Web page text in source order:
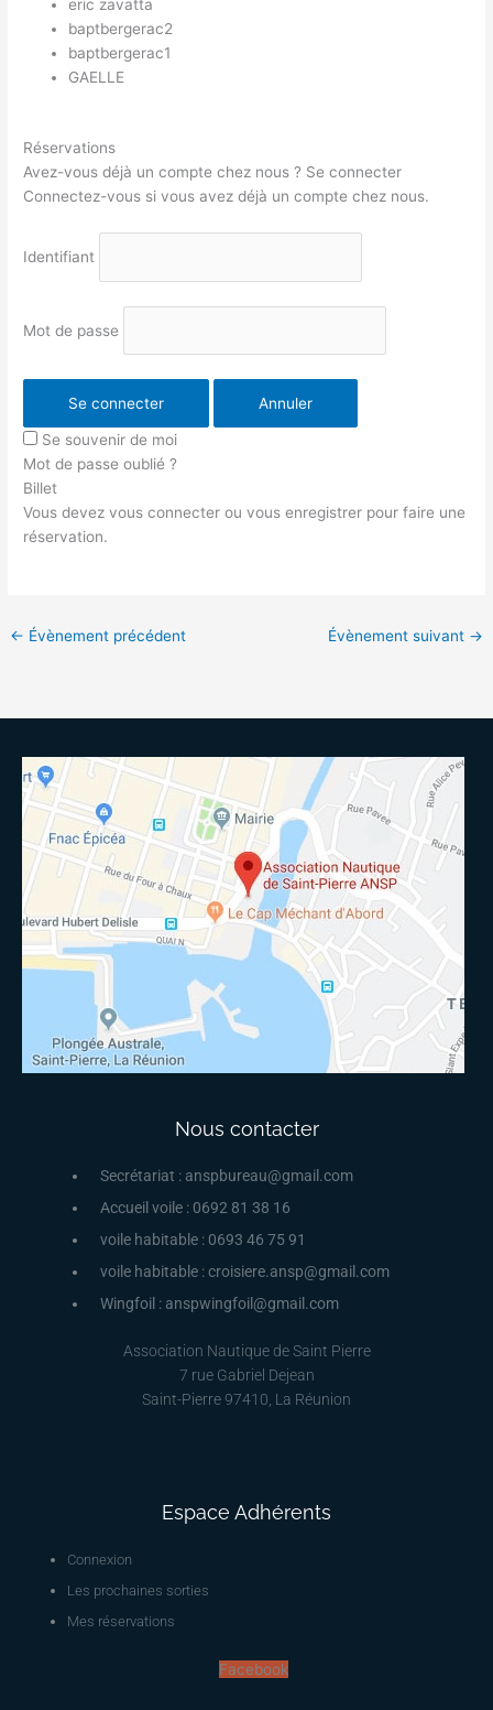
eric zavatta
baptbergerac2
baptbergerac1
GAELLE
Réservations
Avez-vous déjà un compte chez nous ? Se connecter
Connectez-vous si vous avez déjà un compte chez nous.
Identifiant
Mot de passe
Se connecter Annuler
Se souvenir de moi
Mot de passe oublié ?
Billet
Vous devez vous connecter ou vous enregistrer pour faire une
réservation.
← Évènement précédent Évènement suivant →
Nous contacter
Secrétariat : anspbureau@gmail.com
Accueil voile : 0692 81 38 16
voile habitable : 0693 46 75 91
voile habitable : croisiere.ansp@gmail.com
Wingfoil : anspwingfoil@gmail.com
Association Nautique de Saint Pierre
7 rue Gabriel Dejean
Saint-Pierre 97410, La Réunion
Espace Adhérents
Connexion
Les prochaines sorties
Mes réservations
Facebook